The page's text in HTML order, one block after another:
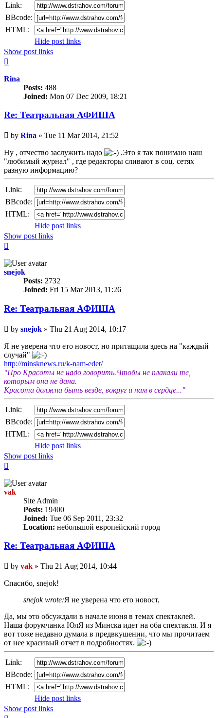
Link:
BBcode:
HTML:
Hide post links
Show post links
Rina
Posts: 488
Joined: Mon 07 Dec 2009, 18:21
Re: Театральная АФИША
Unread
post
by Rina » Tue 11 Mar 2014, 21:52
Ну , отчество заслужить надо
.Это я так понимаю наш
"любимый журнал" , где редакторы сливают в соц. сетях
разную информацию?
Link:
BBcode:
HTML:
Hide post links
Show post links
snejok
Posts: 2732
Joined: Fri 15 Mar 2013, 11:26
Re: Театральная АФИША
Unread
post
by snejok » Thu 21 Aug 2014, 10:17
Я не уверена что ето новост, но притащила здесь на "каждый
случай"
http://minsknews.ru/k-nam-edet/
"Про Красоты не надо говорить.Чтобы не плакали те,
которым она не дана.
Красота должна быть везде, вокруг и нам в сердце..."
Link:
BBcode:
HTML:
Hide post links
Show post links
vak
Site Admin
Posts: 19400
Joined: Tue 06 Sep 2011, 23:32
Location: небольшой европейский город
Re: Театральная АФИША
Unread
post
by vak » Thu 21 Aug 2014, 10:44
Спасибо, snejok!
snejok wrote:Я не уверена что ето новост,
Да, мы это обсуждали в начале июня в темах спектаклей.
Наша форумчанка ЮлЯ из Минска идет на оба спектакля. И я
вот тоже недавно думала в предвкушении, что мы прочитаем
от нее красивый отчет в подробностях.
Link:
BBcode:
HTML:
Hide post links
Show post links